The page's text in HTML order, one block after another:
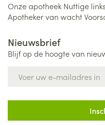
Onze apotheek Nuttige links
Apotheker van wacht
Nieuwsbrief
Blijf op de hoogte van